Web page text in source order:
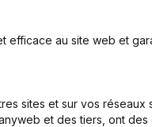
sur
développements
efficace au site web et
sites et sur vos réseaux
et des tiers, ont des